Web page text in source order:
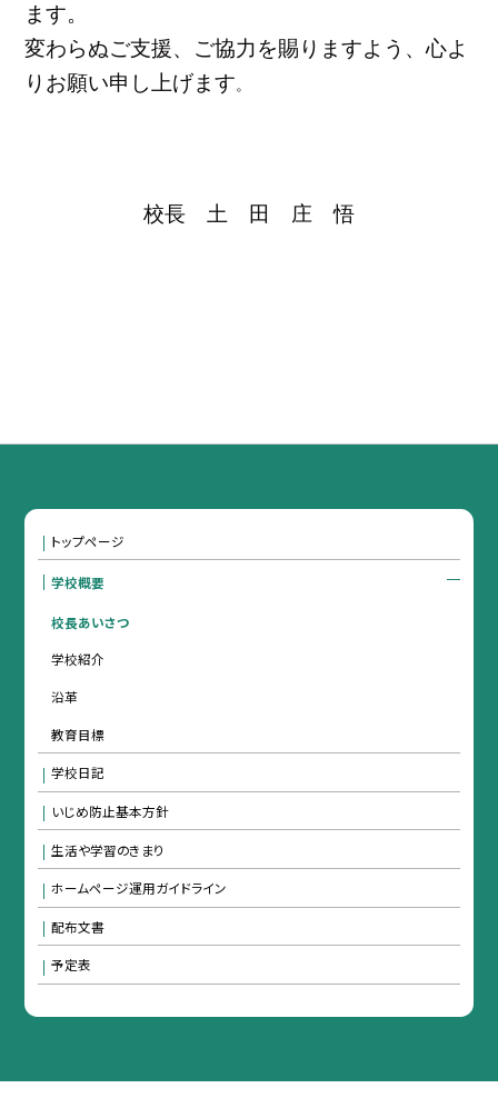
ます。
変わらぬご支援、ご協力を賜りますよう、心よ
りお願い申し上げます 。
校長 土 田 庄 悟
トップページ
学校概要
校長あいさつ
学校紹介
沿革
教育目標
学校日記
いじめ防止基本方針
生活や学習のきまり
ホームページ運用ガイドライン
配布文書
予定表